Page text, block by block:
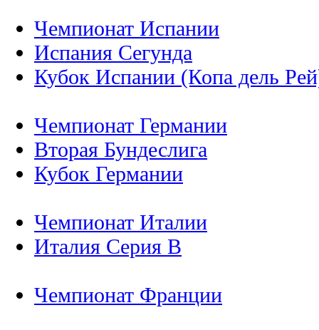
Чемпионат Испании
Испания Сегунда
Кубок Испании (Копа дель
Чемпионат Германии
Вторая Бундеслига
Кубок Германии
Чемпионат Италии
Италия Серия B
Чемпионат Франции